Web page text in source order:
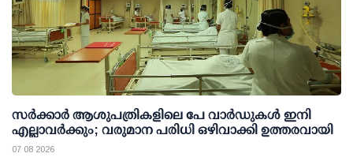
സര്‍ക്കാര്‍ ആശുപത്രികളിലെ പേ വാര്‍ഡുകള്‍ ഇനി
എല്ലാവര്‍ക്കും; വരുമാന പരിധി ഒഴിവാക്കി ഉത്തരവായി
07 08 2026